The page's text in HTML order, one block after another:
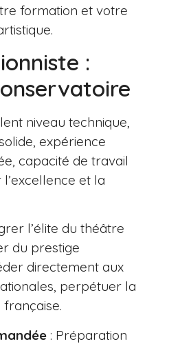
formation et votre
:
niveau technique,
expérience
capacité de travail
et la
l’élite du théâtre
du prestige
directement aux
perpétuer la
: Préparation